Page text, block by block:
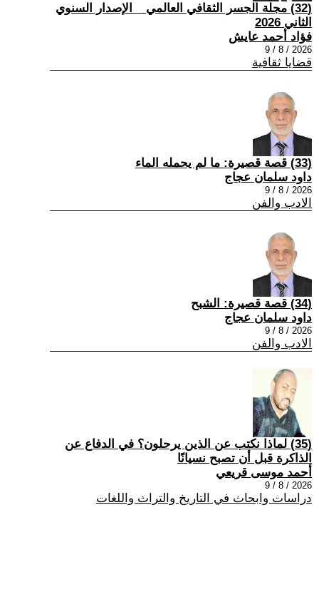
(32) مجلة الجسر الثقافي العالمي _ الإصدار السنوي
الثاني 2026
فؤاد أحمد عايش
2026 / 8 / 9
قضايا ثقافية
(33) قصة قصيرة: ما لم يحمله الماء
داود سلمان عجاج
2026 / 8 / 9
الادب والفن
(34) قصة قصيرة: الشبح
داود سلمان عجاج
2026 / 8 / 9
الادب والفن
(35) لماذا نكتب عن الذين يرحلون؟ في الدفاع عن
الذاكرة قبل أن تصبح نسيانًا
أحمد موسى قريعي
2026 / 8 / 9
دراسات وابحاث في التاريخ والتراث واللغات